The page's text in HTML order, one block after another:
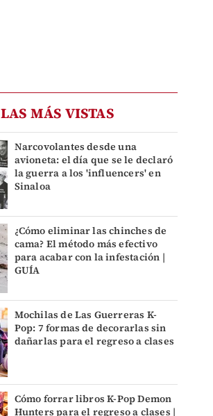
LAS MÁS VISTAS
Narcovolantes desde una
avioneta: el día que se le declaró
la guerra a los 'influencers' en
Sinaloa
¿Cómo eliminar las chinches de
cama? El método más efectivo
para acabar con la infestación |
GUÍA
Mochilas de Las Guerreras K-
Pop: 7 formas de decorarlas sin
dañarlas para el regreso a clases
Cómo forrar libros K-Pop Demon
Hunters para el regreso a clases |